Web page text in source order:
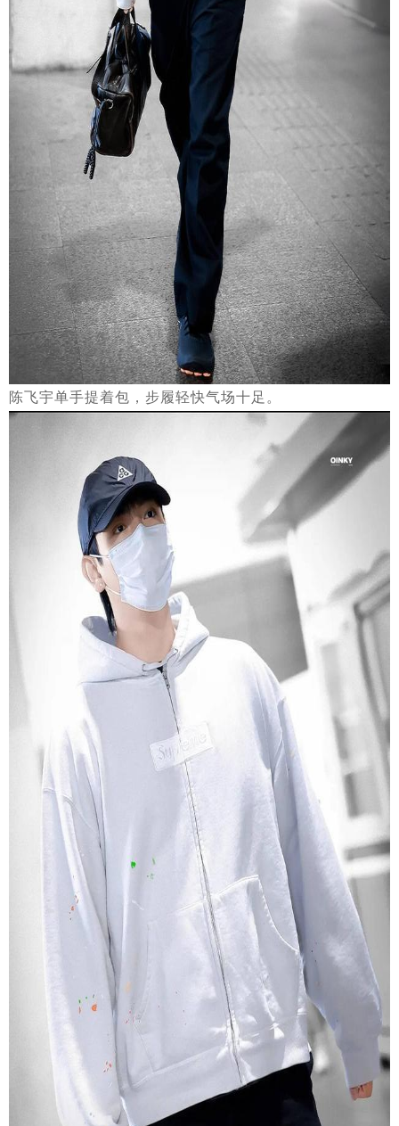
陈飞宇单手提着包，步履轻快气场十足。